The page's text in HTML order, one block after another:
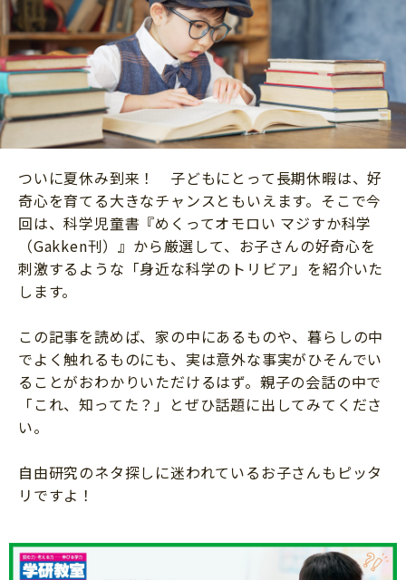
小学5年生
小学6年生
ワーク・ドリル
幼稚園・保育園
小学校
科学・プログラミング
教育・学習
絵本・読み聞かせ
自由研究・工作
読書感想文
本・読書
英語
習い事
知育
こそだて生活
住まい
ファッション・美容
行事・イベント
親子でいっしょに
人間関係
おでかけ
家族
料理
マネー
健康
こそだてマンガ
ついに夏休み到来！ 子どもにとって長期休暇は、好
奇心を育てる大きなチャンスともいえます。そこで今
回は、科学児童書『めくってオモロい マジすか科学
（Gakken刊）』から厳選して、お子さんの好奇心を
刺激するような「身近な科学のトリビア」を紹介いた
します。
この記事を読めば、家の中にあるものや、暮らしの中
でよく触れるものにも、実は意外な事実がひそんでい
ることがおわかりいただけるはず。親子の会話の中で
「これ、知ってた？」とぜひ話題に出してみてくださ
い。
自由研究のネタ探しに迷われているお子さんもピッタ
リですよ！